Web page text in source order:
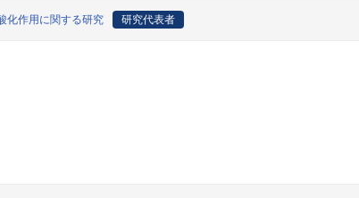
化作用に関する研究 研究代表者